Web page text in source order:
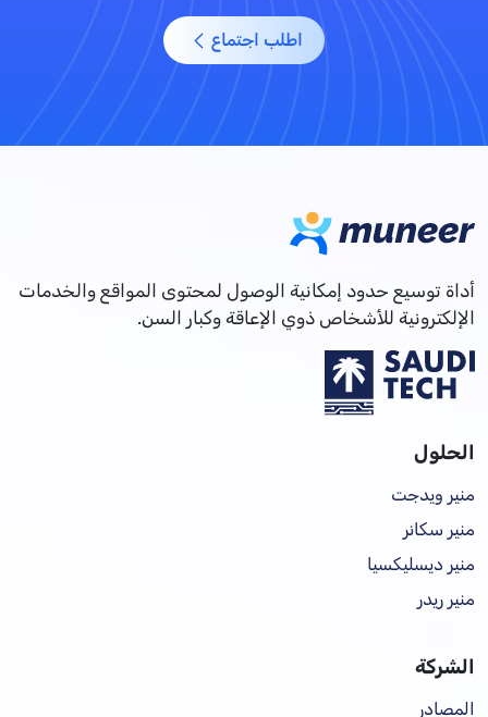
اطلب اجتماع
أداة توسيع حدود إمكانية الوصول لمحتوى المواقع والخدمات
الإلكترونية للأشخاص ذوي الإعاقة وكبار السن.
الحلول
منير ويدجت
منير سكانر
منير ديسليكسيا
منير ريدر
الشركة
المصادر